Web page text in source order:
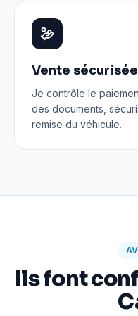
Vente sécurisée
Je contrôle le
des documents,
remise du véhicule.
Ils font